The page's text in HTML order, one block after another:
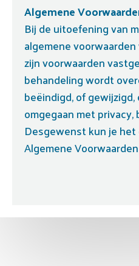
Algemene
Bij de uitoefening van
algemene
zijn voorwaarden
behandeling wordt
beëindigd, of
omgegaan met
Desgewenst kun je
Algemene